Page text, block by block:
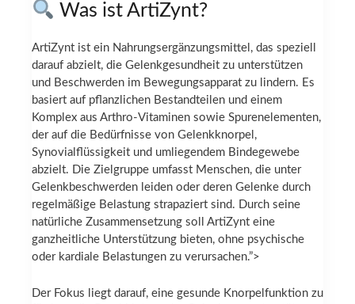
Was ist ArtiZynt?
ArtiZynt ist ein Nahrungsergänzungsmittel, das speziell
darauf abzielt, die Gelenkgesundheit zu unterstützen
und Beschwerden im Bewegungsapparat zu lindern. Es
basiert auf pflanzlichen Bestandteilen und einem
Komplex aus Arthro-Vitaminen sowie Spurenelementen,
der auf die Bedürfnisse von Gelenkknorpel,
Synovialflüssigkeit und umliegendem Bindegewebe
abzielt. Die Zielgruppe umfasst Menschen, die unter
Gelenkbeschwerden leiden oder deren Gelenke durch
regelmäßige Belastung strapaziert sind. Durch seine
natürliche Zusammensetzung soll ArtiZynt eine
ganzheitliche Unterstützung bieten, ohne psychische
oder kardiale Belastungen zu verursachen.”>
Der Fokus liegt darauf, eine gesunde Knorpelfunktion zu